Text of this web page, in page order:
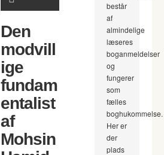
Den
modvill
ige
fundam
entalist
af
Mohsin
består
af
almindelige
læseres
boganmeldelser
og
fungerer
som
fælles
boghukommelse.
Her er
der
plads